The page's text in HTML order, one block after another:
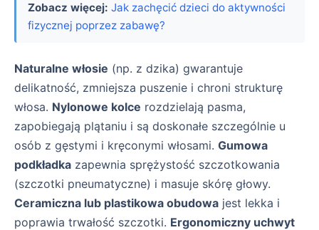
Zobacz więcej: Jak zachęcić dzieci do aktywności
fizycznej poprzez zabawę?
Naturalne włosie (np. z dzika) gwarantuje
delikatność, zmniejsza puszenie i chroni strukturę
włosa. Nylonowe kolce rozdzielają pasma,
zapobiegają plątaniu i są doskonałe szczególnie u
osób z gęstymi i kręconymi włosami. Gumowa
podkładka zapewnia sprężystość szczotkowania
(szczotki pneumatyczne) i masuje skórę głowy.
Ceramiczna lub plastikowa obudowa jest lekka i
poprawia trwałość szczotki. Ergonomiczny uchwyt